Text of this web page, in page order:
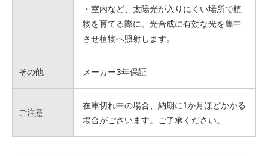
・室内など、太陽光が入りにくい場所で植
物を育てる際に、光合成に有効な光を集中
させ植物へ照射します。
その他 メーカー3年保証
ご注意
在庫切れ中の場合、納期に1か月ほどかかる
場合がございます。ご了承ください。